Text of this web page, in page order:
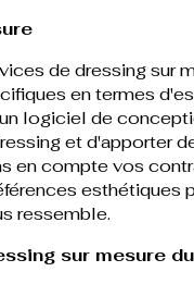
de dressing sur
en termes
logiciel de
et d'apporter
en compte vos
esthétiques
ressemble.
sur mesure